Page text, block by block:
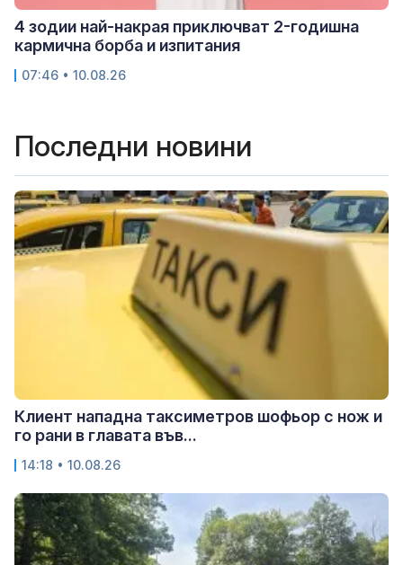
4 зодии най-накрая приключват 2-годишна
кармична борба и изпитания
07:46 • 10.08.26
Последни новини
Клиент нападна таксиметров шофьор с нож и
го рани в главата във...
14:18 • 10.08.26